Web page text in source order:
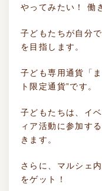
やってみたい！ 働
子どもたちが自分
を目指します。
子ども専用通貨「
ト限定通貨”です。
子どもたちは、イ
ィア活動に参加す
きます。
さらに、マルシェ
をゲット！